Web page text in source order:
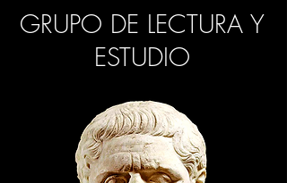
GRUPO DE LECTURA Y
ESTUDIO